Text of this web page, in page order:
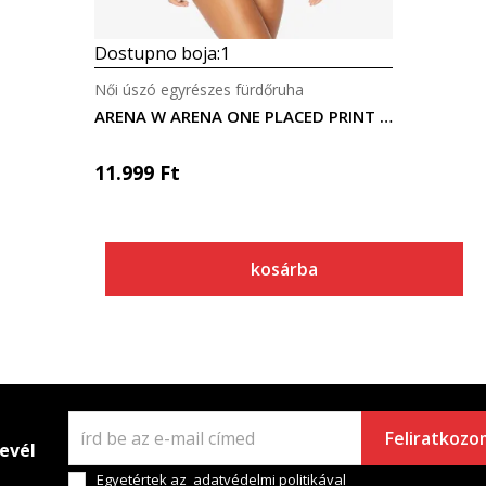
Dostupno boja:1
ARENA W ARENA ONE PLACED PRINT ONE PIECE
Női úszó egyrészes fürdőruha
11.999 Ft
kosárba
Egyetértek az adatvédelmi politikával